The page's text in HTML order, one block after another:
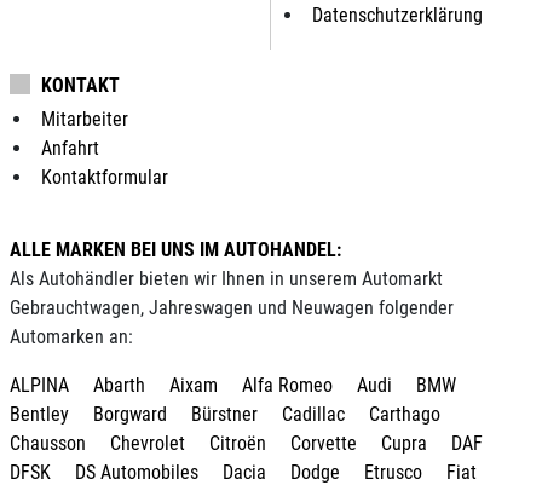
Datenschutzerklärung
KONTAKT
Mitarbeiter
Anfahrt
Kontaktformular
ALLE MARKEN BEI UNS IM AUTOHANDEL:
Als Autohändler bieten wir Ihnen in unserem Automarkt
Gebrauchtwagen, Jahreswagen und Neuwagen folgender
Automarken an:
ALPINA Abarth Aixam Alfa Romeo Audi
BMW
Bentley
Borgward Bürstner Cadillac
Carthago
Chausson
Chevrolet Citroën Corvette Cupra
DAF
DFSK
DS Automobiles Dacia Dodge Etrusco
Fiat